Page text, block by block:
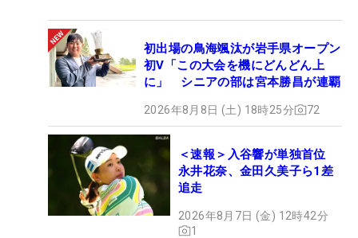
初出場の鳥海颯汰が岩手県オープン
初V「この大会を機にどんどん上
に」 シニアの部は宮本勝昌が連覇
2026年8月8日 (土) 18時25分 72
＜速報＞入谷響が単独首位
永井花奈、金田久美子ら1差
追走
2026年8月7日 (金) 12時42分
1